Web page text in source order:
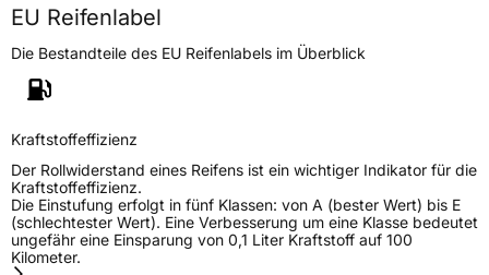
HerstellerkontaktShandong Changfeng Tire Co. LTD, YongAn
Street Guangrao County Dongying City
Shandong Province China,
liu.yang@hengfengtires.com
Verantwortliche
EU Reifenlabel
Die Bestandteile des EU Reifenlabels im Überblick
Kraftstoffeffizienz
Der Rollwiderstand eines Reifens ist ein wichtiger Indikator für die
Kraftstoffeffizienz.
Die Einstufung erfolgt in fünf Klassen: von A (bester Wert) bis E
(schlechtester Wert). Eine Verbesserung um eine Klasse bedeutet
ungefähr eine Einsparung von 0,1 Liter Kraftstoff auf 100
Kilometer.